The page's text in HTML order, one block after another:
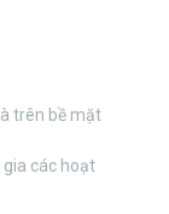
trên bề mặt
các hoạt